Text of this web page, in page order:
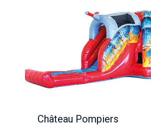
Château Pompiers